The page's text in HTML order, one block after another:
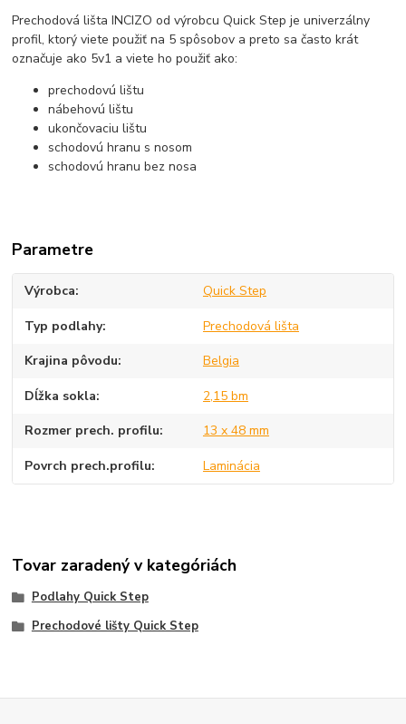
Prechodová lišta INCIZO od výrobcu Quick Step je univerzálny
profil, ktorý viete použiť na 5 spôsobov a preto sa často krát
označuje ako 5v1 a viete ho použiť ako:
prechodovú lištu
nábehovú lištu
ukončovaciu lištu
schodovú hranu s nosom
schodovú hranu bez nosa
Parametre
Výrobca Quick Step
Typ podlahy Prechodová lišta
Krajina pôvodu Belgia
Dĺžka sokla 2,15 bm
Rozmer prech. profilu 13 x 48 mm
Povrch prech.profilu Laminácia
Tovar zaradený v kategóriách
Podlahy Quick Step
Prechodové lišty Quick Step